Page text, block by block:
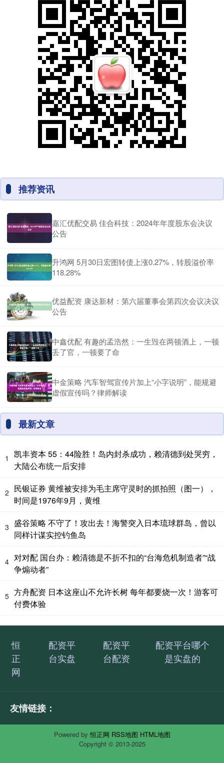
推荐资讯
嘉汇优配交易 佳合科技：2024年年度股东会决议
公告
升鸿网 5月30日宏图转债上涨0.27%，转股溢价率
118.28%
优益配资 康达新材：第六届董事会第四次会议决议
公告
中鑫优配 有趣的孟浩然：一生毁在两顿酒上，一顿
丢了官，一顿要了命
中金策略 汽车智驾宣传片加上“小字说明”，能规避
虚假宣传吗？律师解读
最新文章
1
凯丰资本 55：44险胜！岛内封杀成功，赖清德到处哭穷，
大陆公布统一后安排
2 民银证券 黄维被安排为毛主席守灵时的抓拍照（图一），
时间是1976年9月，黄维
3 盛谷策略 不守了！攻出去！海警突入日本琉球群岛，曾以
同样计谋实控钓鱼岛
4 对对配 国台办：赖清德是不折不扣的“台海危机制造者”“战
争煽动者”
5 方舟配资 日本这座山不允许长树 每年都要烧一次！游客可
付费体验
恒
正
网
配资平
台实盘
配资平
台配资
配资平台哪个
是实盘的
友情链接：
Powered by恒正网 RSS地图 HTML地图
Copyright © 2013-2025